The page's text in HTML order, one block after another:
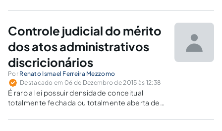
segundo o qual os atos praticados no exercício da jurisdição
Controle judicial do mérito
dos atos administrativos
discricionários
Por Renato Ismael Ferreira Mezzomo
Destacado em 06 de Dezembro de 2015 às 12:38
É raro a lei possuir densidade conceitual
totalmente fechada ou totalmente aberta de
administrativa exclusivamente vinculada ou